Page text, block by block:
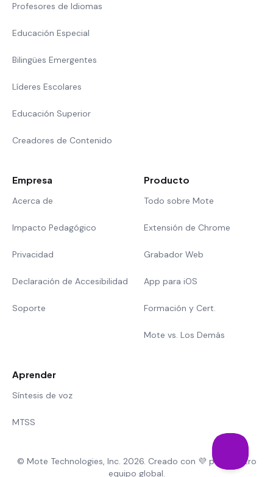
Profesores de Idiomas
Educación Especial
Bilingües Emergentes
Líderes Escolares
Educación Superior
Creadores de Contenido
Empresa
Acerca de
Impacto Pedagógico
Privacidad
Declaración de Accesibilidad
Soporte
Producto
Todo sobre Mote
Extensión de Chrome
Grabador Web
App para iOS
Formación y Cert.
Mote vs. Los Demás
Aprender
Síntesis de voz
MTSS
© Mote Technologies, Inc. 2026. Creado con 💜 por nuestro
equipo global.